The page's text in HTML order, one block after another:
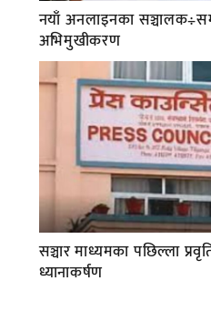
नयाँ अनलाइनका
अभिमुखीकरण
सञ्चार माध्यमका पछिल्ला
ध्यानाकर्षण